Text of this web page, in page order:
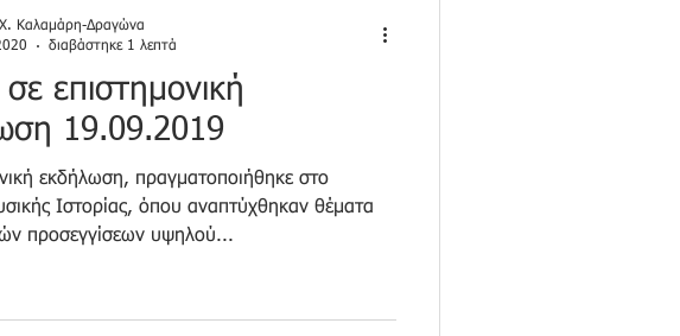
σε επιστημονική
19.09.2019
εκδήλωση, πραγματοποιήθηκε στο
Ιστορίας, όπου αναπτύχθηκαν θέματα
προσεγγίσεων υψηλού...
Καλαμάρη-Δραγώνα
διαβάστηκε 1 λεπτά